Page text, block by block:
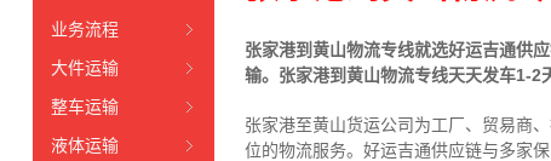
张家港到黄山物流专线就选好运吉通供
输。张家港到黄山物流专线天天发车1-2
张家港至黄山货运公司为工厂、贸易商
位的物流服务。好运吉通供应链与多家
业务流程
大件运输
整车运输
液体运输